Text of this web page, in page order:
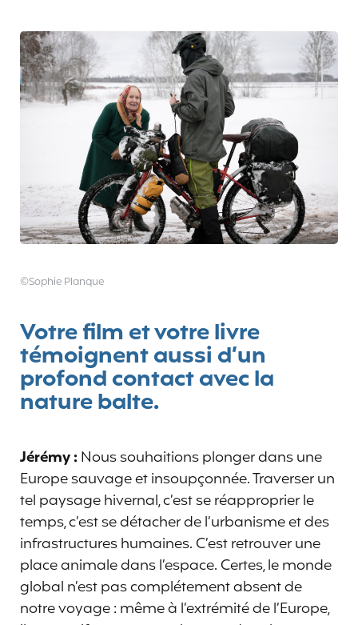
©Sophie Planque
Votre film et votre livre
témoignent aussi d’un
profond contact avec la
nature balte.
Jérémy :Nous souhaitions plonger dans une
Europe sauvage et insoupçonnée. Traverser un
tel paysage hivernal, c’est se réapproprier le
temps, c’est se détacher de l’urbanisme et des
infrastructures humaines. C’est retrouver une
place animale dans l’espace. Certes, le monde
global n’est pas complétement absent de
notre voyage : même à l’extrémité de l’Europe,